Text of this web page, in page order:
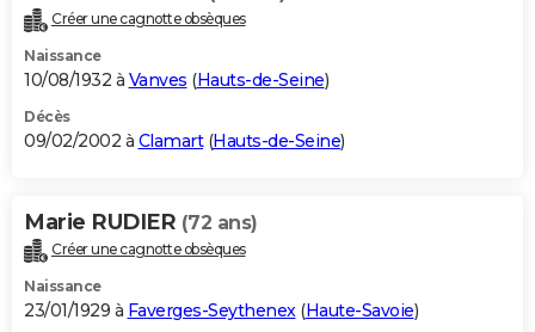
Créer une cagnotte obsèques
Naissance
10/08/1932 à Vanves (Hauts-de-Seine)
Décès
09/02/2002 à Clamart(Hauts-de-Seine)
Marie RUDIER (72 ans)
Créer une cagnotte obsèques
Naissance
23/01/1929 à Faverges-Seythenex(Haute-Savoie)